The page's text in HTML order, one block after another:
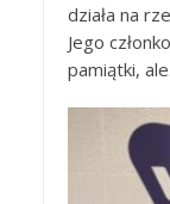
działa na
Jego
pamiątki,